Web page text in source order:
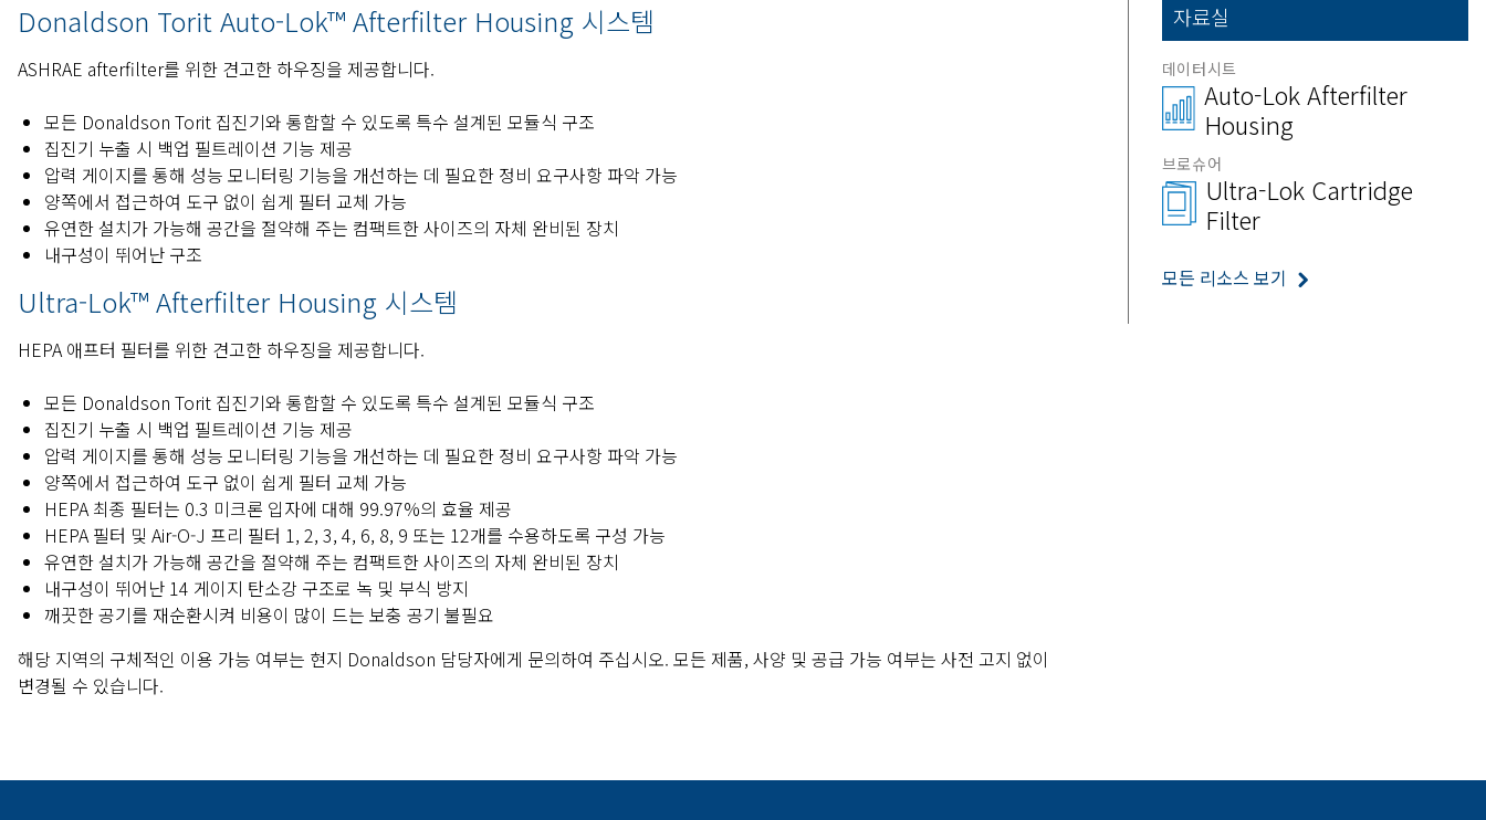
Donaldson Torit Auto-Lok™ Afterfilter Housing 시스템
ASHRAE afterfilter를 위한 견고한 하우징을 제공합니다.
모든 Donaldson Torit 집진기와 통합할 수 있도록 특수 설계된 모듈식 구조
집진기 누출 시 백업 필트레이션 기능 제공
압력 게이지를 통해 성능 모니터링 기능을 개선하는 데 필요한 정비 요구사항 파악 가능
양쪽에서 접근하여 도구 없이 쉽게 필터 교체 가능
유연한 설치가 가능해 공간을 절약해 주는 컴팩트한 사이즈의 자체 완비된 장치
내구성이 뛰어난 구조
Ultra-Lok™ Afterfilter Housing 시스템
HEPA 애프터 필터를 위한 견고한 하우징을 제공합니다.
모든 Donaldson Torit 집진기와 통합할 수 있도록 특수 설계된 모듈식 구조
집진기 누출 시 백업 필트레이션 기능 제공
압력 게이지를 통해 성능 모니터링 기능을 개선하는 데 필요한 정비 요구사항 파악 가능
양쪽에서 접근하여 도구 없이 쉽게 필터 교체 가능
HEPA 최종 필터는 0.3 미크론 입자에 대해 99.97%의 효율 제공
HEPA 필터 및 Air-O-J 프리 필터 1, 2, 3, 4, 6, 8, 9 또는 12개를 수용하도록 구성 가능
유연한 설치가 가능해 공간을 절약해 주는 컴팩트한 사이즈의 자체 완비된 장치
내구성이 뛰어난 14 게이지 탄소강 구조로 녹 및 부식 방지
깨끗한 공기를 재순환시켜 비용이 많이 드는 보충 공기 불필요
해당 지역의 구체적인 이용 가능 여부는 현지 Donaldson 담당자에게 문의하여 주십시오. 모든 제품, 사양 및 공급 가능 여부는 사전 고지 없이
변경될 수 있습니다.
자료실
데이터시트
Auto-Lok Afterfilter
Housing
브로슈어
Ultra-Lok Cartridge
Filter
모든 리소스 보기